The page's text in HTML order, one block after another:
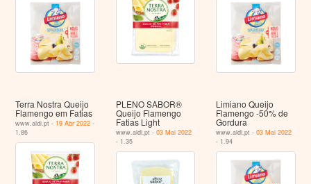
Terra Nostra Queijo
Flamengo em Fatias
www.aldi.pt - 19 Abr 2022 -
1.86
PLENO SABOR®
Queijo Flamengo
Fatias Light
www.aldi.pt - 03 Mai 2022
- 1.35
Limiano Queijo
Flamengo -50% de
Gordura
www.aldi.pt -03 Mai 2022
- 1.94